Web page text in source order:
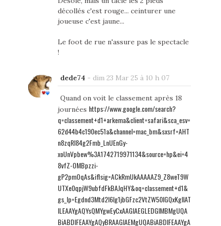
décollés c'est rouge... ceinturer une
joueuse c'est jaune...
Le foot de rue n'assure pas le spectacle
!
dede74 - dim 23 Mar 25 à 10 h 07
Quand on voit le classement après 18
journées https://www.google.com/search?
q=classement+d1+arkema&client=safari&sca_esv=
62d44b4c190ec51a&channel=mac_bm&sxsrf=AHT
n8zqRI84g2Fmb_LnUEnGy-
xoUnVpbew%3A1742719971134&source=hp&ei=4
8vfZ-OMBpzzi-
gP2pmOqAs&iflsig=ACkRmUkAAAAAZ9_Z8weT9W
UTXe0qpjW9ubfdFkBAJqHY&oq=classement+d1&
gs_lp=Egdnd3Mtd2l6Ig1jbGFzc2VtZW50IGQxKgIIAT
ILEAAYgAQYsQMYgwEyCxAAGIAEGLEDGIMBMgUQA
BiABDIFEAAYgAQyBRAAGIAEMgUQABiABDIFEAAYgA